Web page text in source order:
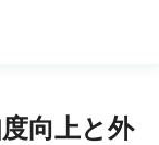
向上と外